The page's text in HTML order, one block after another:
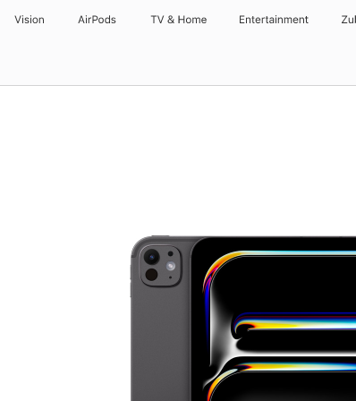
Vision AirPods TV & Home Entertainment